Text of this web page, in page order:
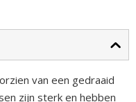
van een gedraaid
zijn sterk en hebben